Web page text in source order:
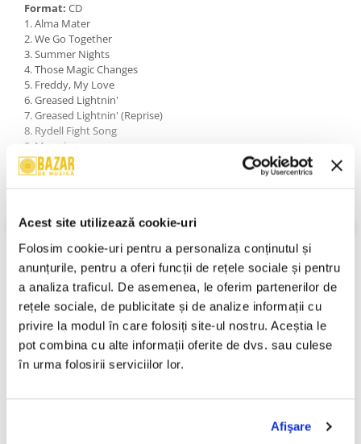
Acest site utilizează cookie-uri
Folosim cookie-uri pentru a personaliza conținutul și
anunțurile, pentru a oferi funcții de rețele sociale și pentru
a analiza traficul. De asemenea, le oferim partenerilor de
rețele sociale, de publicitate și de analize informații cu
privire la modul în care folosiți site-ul nostru. Aceștia le
pot combina cu alte informații oferite de dvs. sau culese
în urma folosirii serviciilor lor.
Afişare
Format: CD
1. Alma Mater
2. We Go Together
3. Summer Nights
4. Those Magic Changes
5. Freddy, My Love
6. Greased Lightnin'
7. Greased Lightnin' (Reprise)
8. Rydell Fight Song
9. Mooning
10. Look At Me, I'm Sandra Dee
11. Since I Don't Have You
14. It's Raining On Prom Night
16. Beauty School Dropout
17. Alone At A Drive-in Movie
18. Rock 'n' Roll Party Queen
19. There Are Worse Things I Could Do
20. Look At Me, I'm Sandra Dee (Reprise)
21. Finale
An Lansare:1994
Stil:Musical
Stare Disc:Mint (M)
Stare Coperta: Near Mint (NM or M-)
Informatii conformitate produs
Review-uri(0)
PRODUSE ALTERNATIVE